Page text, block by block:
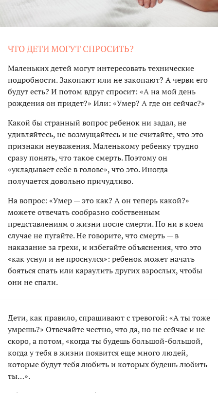
ЧТО ДЕТИ МОГУТ СПРОСИТЬ?
Маленьких детей могут интересовать технические
подробности. Закопают или не закопают? А черви его
будут есть? И потом вдруг спросит: «А на мой день
рождения он придет?» Или: «Умер? А где он сейчас?»
Какой бы странный вопрос ребенок ни задал, не
удивляйтесь, не возмущайтесь и не считайте, что это
признаки неуважения. Маленькому ребенку трудно
сразу понять, что такое смерть. Поэтому он
«укладывает себе в голове», что это. Иногда
получается довольно причудливо.
На вопрос: «Умер — это как? А он теперь какой?»
можете отвечать сообразно собственным
представлениям о жизни после смерти. Но ни в коем
случае не пугайте. Не говорите, что смерть — в
наказание за грехи, и избегайте объяснения, что это
«как уснул и не проснулся»: ребенок может начать
бояться спать или караулить других взрослых, чтобы
они не спали.
Дети, как правило, спрашивают с тревогой: «А ты тоже
умрешь?» Отвечайте честно, что да, но не сейчас и не
скоро, а потом, «когда ты будешь большой-большой,
когда у тебя в жизни появится еще много людей,
которые будут тебя любить и которых будешь любить
ты…».